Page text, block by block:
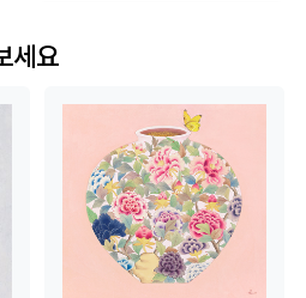
세요